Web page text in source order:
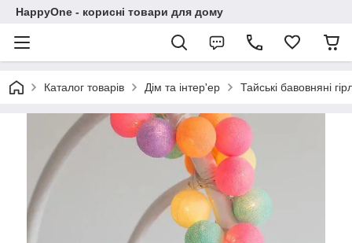
HappyOne - корисні товари для дому
Каталог товарів Дім та інтер'ер Тайські бавовняні